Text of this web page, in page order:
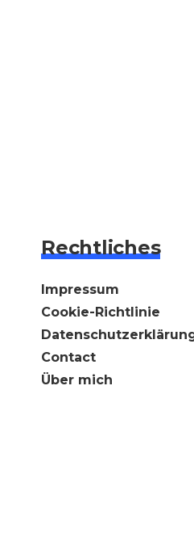
Rechtliches
Impressum
Cookie-Richtlinie
Contact
Über mich